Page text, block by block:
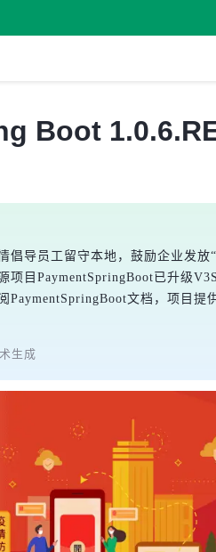
Boot
倡导员工留守本地，鼓励企业发
项目PaymentSpringBoot已升级
PaymentSpringBoot文档，项目提
生成